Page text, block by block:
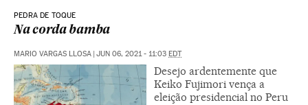
PEDRA DE TOQUE
Na corda bamba
MARIO VARGAS LLOSA | JUN 06, 2021 - 11:03 EDT
Desejo ardentemente que
Keiko Fujimori vença a
eleição presidencial no Peru